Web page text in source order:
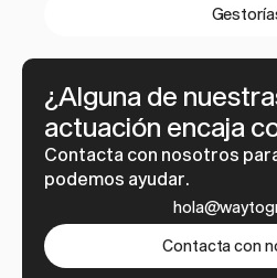
¿Alguna de
actuación encaja
Contacta con nosotros
podemos ayudar.
Contacta con